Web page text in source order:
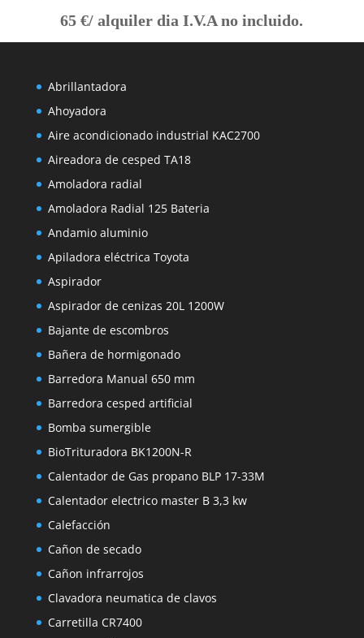
65 €/ alquiler dia I.V.A no incluido.
Abrillantadora
Ahoyadora
Aire acondicionado industrial KAC2700
Aireadora de cesped TA18
Amoladora radial
Amoladora Radial 125 Bateria
Andamio aluminio
Apiladora eléctrica Toyota
Aspirador
Aspirador de cenizas 20L 1200W
Bajante de escombros
Bañera de hormigonado
Barredora Manual 650 mm
Barredora cesped artificial
Bomba sumergible
BioTrituradora BK1200N-R
Calentador de Gas propano BLP 17-33M
Calentador electrico master B 3,3 kw
Calefacción
Cañon de secado
Cañon infrarrojos
Clavadora neumatica de clavos
Carretilla CR7400